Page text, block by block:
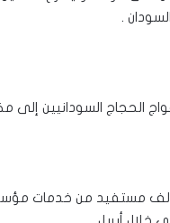
.
الحجاج السودانيين إلى
أكثر من 27 ألف مستفيد من خدمات